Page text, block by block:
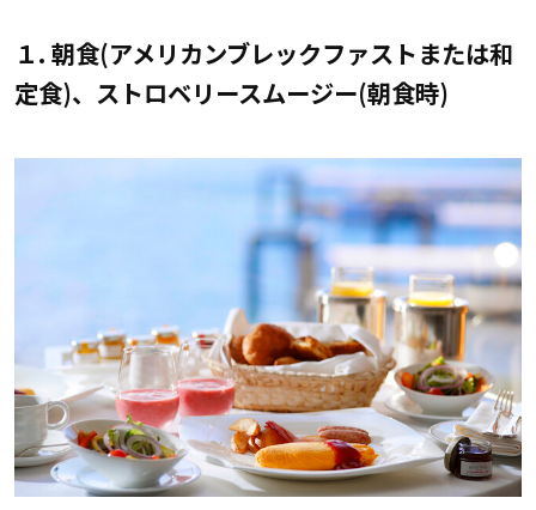
１. 朝食(アメリカンブレックファストまたは和
定食)、ストロベリースムージー(朝食時)